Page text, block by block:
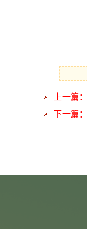
上一篇：
下一篇：